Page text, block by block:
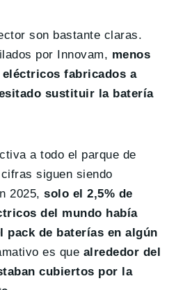
son bastante claras.
por Innovam, menos
fabricados a
sustituir la batería
a todo el parque de
siguen siendo
2025,solo el 2,5% de
del mundo había
pack de baterías en algún
es que alrededor del
cubiertos por la